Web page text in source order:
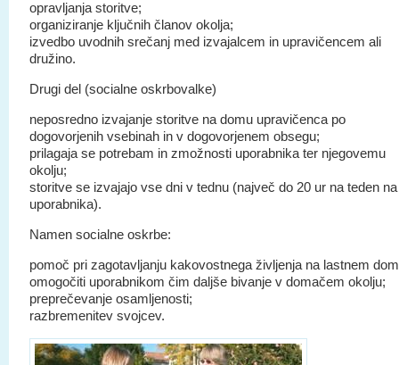
opravljanja storitve;
organiziranje ključnih članov okolja;
izvedbo uvodnih srečanj med izvajalcem in upravičencem ali
družino.
Drugi del (socialne oskrbovalke)
neposredno izvajanje storitve na domu upravičenca po
dogovorjenih vsebinah in v dogovorjenem obsegu;
prilagaja se potrebam in zmožnosti uporabnika ter njegovemu
okolju;
storitve se izvajajo vse dni v tednu (največ do 20 ur na teden na
uporabnika).
Namen socialne oskrbe:
pomoč pri zagotavljanju kakovostnega življenja na lastnem
omogočiti uporabnikom čim daljše bivanje v domačem okolju;
preprečevanje osamljenosti;
razbremenitev svojcev.